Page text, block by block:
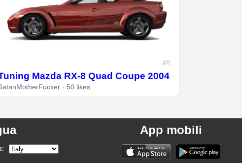
Mazda RX-8 Quad Coupe 2004
· 50 likes
App mobili